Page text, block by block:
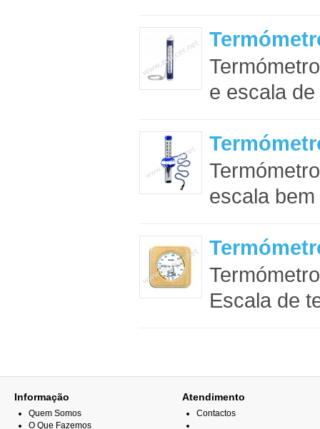
e escala
escala
Escala de
Informação
Quem Somos
O Que Fazemos
Atendimento
Contactos